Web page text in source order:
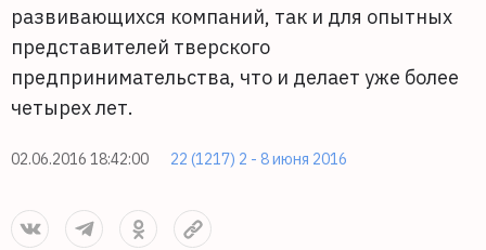
развивающихся компаний, так и для опытных
представителей тверского
предпринимательства, что и делает уже более
четырех лет.
02.06.2016 18:42:00 22 (1217) 2 - 8 июня 2016